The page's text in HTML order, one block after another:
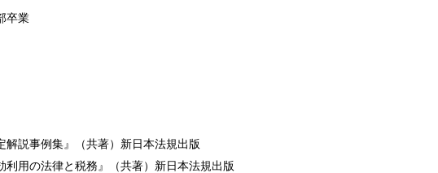
卒業
解説事例集』（共著）新日本法規出版
利用の法律と税務』（共著）新日本法規出版